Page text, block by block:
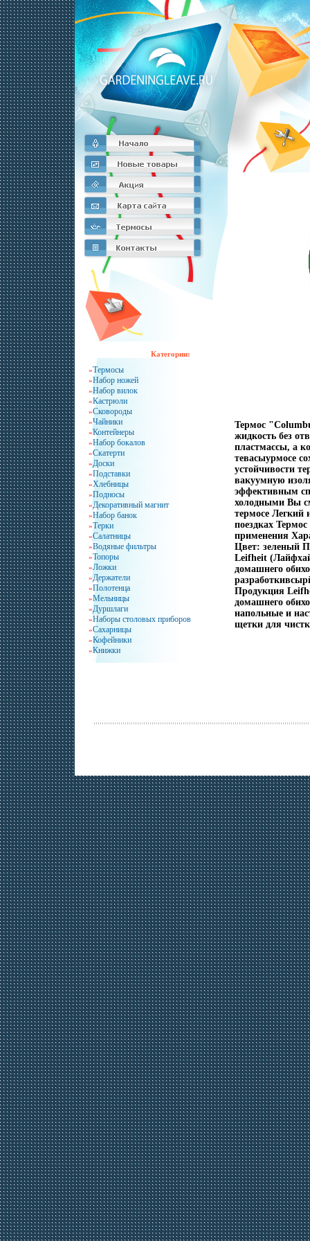
Категории:
»Термосы
»Набор ножей
»Набор вилок
»Кастрюли
»Сковороды
»Чайники
»Контейнеры
»Набор бокалов
»Скатерти
»Доски
»Подставки
»Хлебницы
»Подносы
»Декоративный магнит
»Набор банок
»Терки
»Салатницы
»Водяные фильтры
»Топоры
»Ложки
»Держатели
»Полотенца
»Мельницы
»Дуршлаги
»Наборы столовых приборов
»Сахарницы
»Кофейники
»Книжки
Термос
жидкость без
пластмассы, а
тевасыурмосе
устойчивости
вакуумную
эффективным
холодными Вы
термосе Легкий
поездках
применения
Цвет: зеленый
Leifheit
домашнего
Продукция
домашнего
напольные и
щетки для